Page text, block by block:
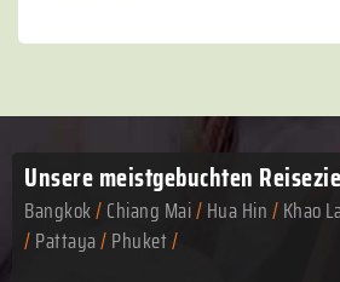
Unsere meistgebuchten
Bangkok/Chiang Mai/Hua Hin/Khao
/Pattaya/Phuket/